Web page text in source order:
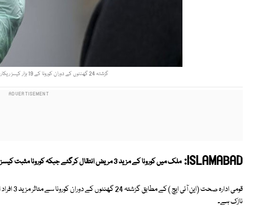
گزشتہ 24 گھنٹوں کے دوران کورونا کے 19 ہزار کیسز ریکارڈ ہوئے، این ایچ آئی:فوٹو:فائل
ISLAMABAD: ملک میں کورونا کے مزید 3 مریض انتقال کرگئے جبکہ کورونا مثبت کیسز کی شرح 3.15 فیصد ہوگئی۔
نازک ہے۔